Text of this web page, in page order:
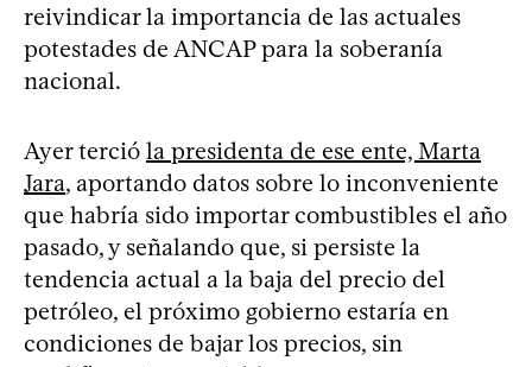
reivindicar la importancia de las actuales
potestades de ANCAP para la soberanía
nacional.
Ayer terció la presidenta de ese ente, Marta
Jara, aportando datos sobre lo inconveniente
que habría sido importar combustibles el año
pasado, y señalando que, si persiste la
tendencia actual a la baja del precio del
petróleo, el próximo gobierno estaría en
condiciones de bajar los precios, sin